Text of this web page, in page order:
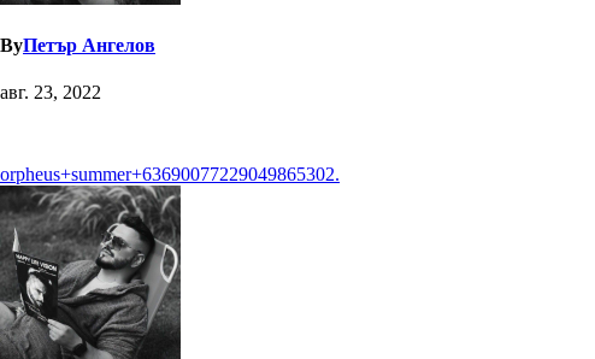
ByПетър Ангелов
авг. 23, 2022
Навигация
orpheus+summer+63690077229049865302.